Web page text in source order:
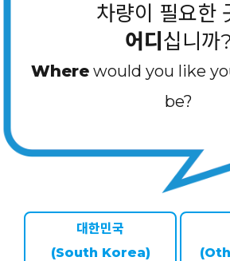
차량이 필요한
어디 십니까?
Where would you like
be?
대한민국
(South Korea)